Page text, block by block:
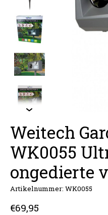
Weitech
WK0055
ongedierte
Artikelnummer: WK0055
€69,95